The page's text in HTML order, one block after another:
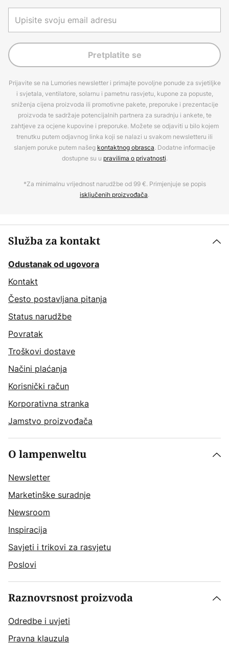
Pretplatite se
Prijavite se na Lumories newsletter i primajte povoljne ponude za svjetiljke
i svjetala, ventilatore, solarnu i pametnu rasvjetu, kupone za popuste,
sniženja cijena proizvoda ili promotivne pakete, preporuke i prezentacije
proizvoda te sadržaje potencijalnih partnera za suradnju i ankete, te
zahtjeve za ocjene kupovine i preporuke. Možete se odjaviti u bilo kojem
trenutku putem odjavnog linka koji se nalazi u svakom newsletteru ili
slanjem poruke putem našeg kontaktnog obrasca. Dodatne informacije
dostupne su u pravilima o privatnosti.
*Za minimalnu vrijednost narudžbe od 99 €. Primjenjuje se popis
isključenih proizvođača.
Služba za kontakt
Odustanak od ugovora
Kontakt
Često postavljana pitanja
Status narudžbe
Povratak
Troškovi dostave
Načini plaćanja
Korisnički račun
Korporativna stranka
Jamstvo proizvođača
O lampenweltu
Newsletter
Marketinške suradnje
Newsroom
Inspiracija
Savjeti i trikovi za rasvjetu
Poslovi
Raznovrsnost proizvoda
Odredbe i uvjeti
Pravna klauzula